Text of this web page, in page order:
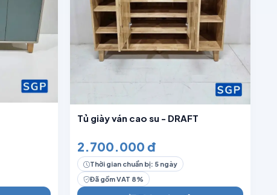
Tủ giày ván cao su - DRAFT
2.700.000 đ
Thời gian chuẩn bị: 5 ngày
Đã gồm VAT 8%